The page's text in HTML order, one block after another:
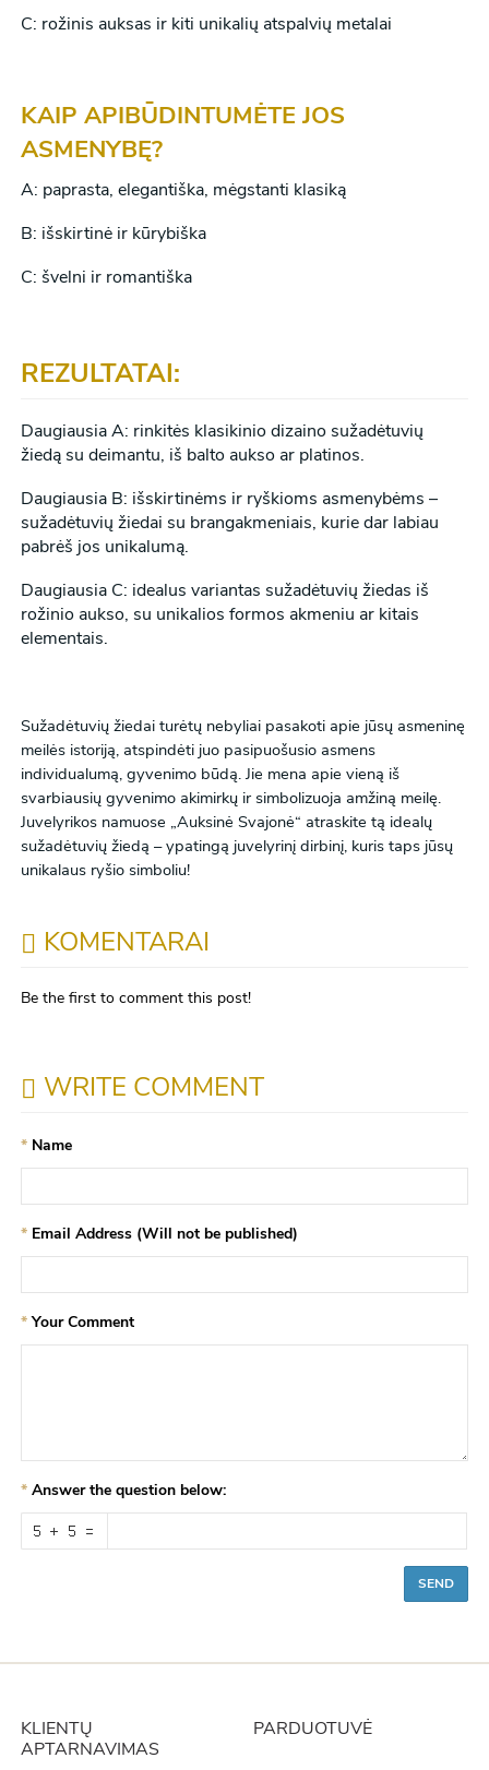
C: rožinis auksas ir kiti unikalių atspalvių metalai
KAIP APIBŪDINTUMĖTE JOS
ASMENYBĘ?
A: paprasta, elegantiška, mėgstanti klasiką
B: išskirtinė ir kūrybiška
C: švelni ir romantiška
REZULTATAI:
Daugiausia A: rinkitės klasikinio dizaino sužadėtuvių
žiedą su deimantu, iš balto aukso ar platinos.
Daugiausia B: išskirtinėms ir ryškioms asmenybėms –
sužadėtuvių žiedai su brangakmeniais, kurie dar labiau
pabrėš jos unikalumą.
Daugiausia C: idealus variantas sužadėtuvių žiedas iš
rožinio aukso, su unikalios formos akmeniu ar kitais
elementais.
Sužadėtuvių žiedai turėtų nebyliai pasakoti apie jūsų asmeninę
meilės istoriją, atspindėti juo pasipuošusio asmens
individualumą, gyvenimo būdą. Jie mena apie vieną iš
svarbiausių gyvenimo akimirkų ir simbolizuoja amžiną meilę.
Juvelyrikos namuose „Auksinė Svajonė“ atraskite tą idealų
sužadėtuvių žiedą – ypatingą juvelyrinį dirbinį, kuris taps jūsų
unikalaus ryšio simboliu!
KOMENTARAI
Be the first to comment this post!
WRITE COMMENT
Name
Email Address (Will not be published)
Your Comment
Answer the question below:
SEND
KLIENTŲ
APTARNAVIMAS
PARDUOTUVĖ